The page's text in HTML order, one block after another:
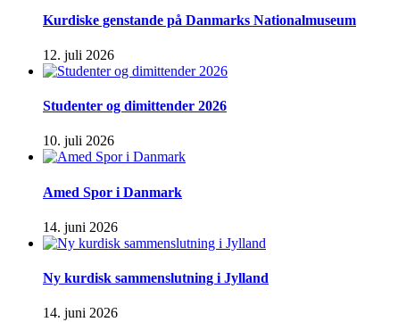
Kurdiske genstande på Danmarks Nationalmuseum
12. juli 2026
Studenter og dimittender 2026
10. juli 2026
Amed Spor i Danmark
14. juni 2026
Ny kurdisk sammenslutning i Jylland
14. juni 2026